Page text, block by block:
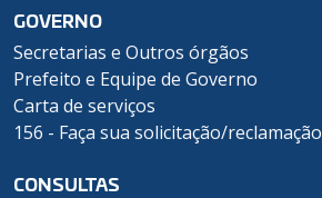
GOVERNO
Secretarias e Outros órgãos
Prefeito e Equipe de Governo
Carta de serviços
156 - Faça sua solicitação/reclamação
CONSULTAS